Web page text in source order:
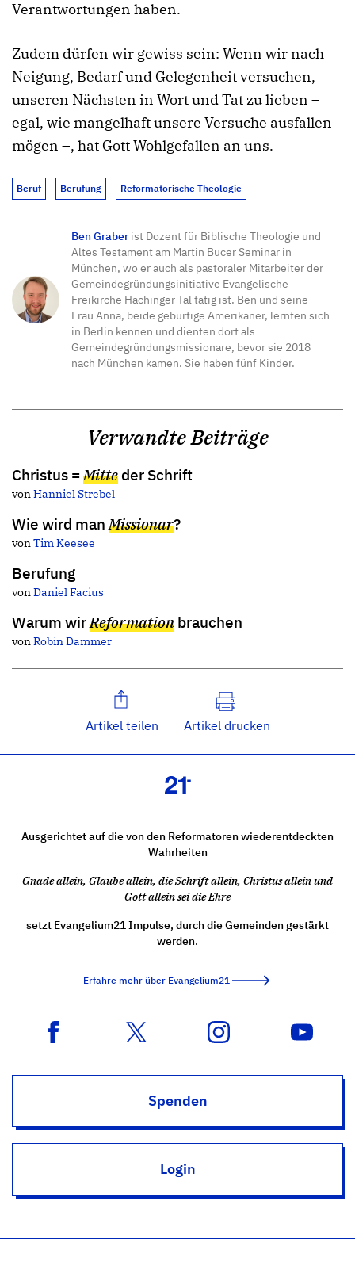
Verantwortungen haben.
Zudem dürfen wir gewiss sein: Wenn wir nach
Neigung, Bedarf und Gelegenheit versuchen,
unseren Nächsten in Wort und Tat zu lieben –
egal, wie mangelhaft unsere Versuche ausfallen
mögen –, hat Gott Wohlgefallen an uns.
Beruf Berufung Reformatorische Theologie
Ben Graberist Dozent für Biblische Theologie und
Altes Testament am Martin Bucer Seminar in
München, wo er auch als pastoraler Mitarbeiter der
Gemeindegründungsinitiative Evangelische
Freikirche Hachinger Tal tätig ist. Ben und seine
Frau Anna, beide gebürtige Amerikaner, lernten sich
in Berlin kennen und dienten dort als
Gemeindegründungsmissionare, bevor sie 2018
nach München kamen. Sie haben fünf Kinder.
Verwandte Beiträge
Christus =Mitte der Schrift
vonHanniel Strebel
Wie wird man Missionar?
vonTim Keesee
Berufung
vonDaniel Facius
Warum wirReformation brauchen
vonRobin Dammer
Artikel teilen Artikel drucken
Ausgerichtet auf die von den Reformatoren wiederentdeckten
Wahrheiten
Gnade allein, Glaube allein, die Schrift allein, Christus allein und
Gott allein sei die Ehre
setzt Evangelium21 Impulse, durch die Gemeinden gestärkt
werden.
Erfahre mehr über Evangelium21
Spenden
Login